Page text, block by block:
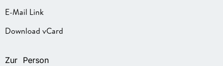
E-Mail Link
Download vCard
Zur Person